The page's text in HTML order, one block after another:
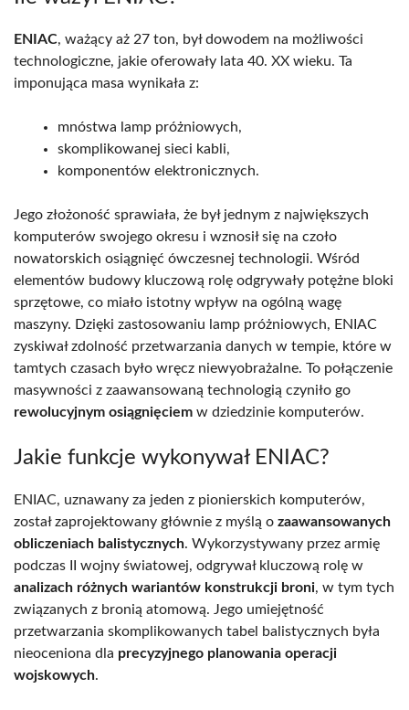
ENIAC, ważący aż 27 ton, był dowodem na możliwości
technologiczne, jakie oferowały lata 40. XX wieku. Ta
imponująca masa wynikała z:
mnóstwa lamp próżniowych,
skomplikowanej sieci kabli,
komponentów elektronicznych.
Jego złożoność sprawiała, że był jednym z największych
komputerów swojego okresu i wznosił się na czoło
nowatorskich osiągnięć ówczesnej technologii. Wśród
elementów budowy kluczową rolę odgrywały potężne bloki
sprzętowe, co miało istotny wpływ na ogólną wagę
maszyny. Dzięki zastosowaniu lamp próżniowych, ENIAC
zyskiwał zdolność przetwarzania danych w tempie, które w
tamtych czasach było wręcz niewyobrażalne. To połączenie
masywności z zaawansowaną technologią czyniło go
rewolucyjnym osiągnięciem w dziedzinie komputerów.
Jakie funkcje wykonywał ENIAC?
ENIAC, uznawany za jeden z pionierskich komputerów,
został zaprojektowany głównie z myślą o zaawansowanych
obliczeniach balistycznych. Wykorzystywany przez armię
podczas II wojny światowej, odgrywał kluczową rolę w
analizach różnych wariantów konstrukcji broni, w tym tych
związanych z bronią atomową. Jego umiejętność
przetwarzania skomplikowanych tabel balistycznych była
nieoceniona dla precyzyjnego planowania operacji
wojskowych.